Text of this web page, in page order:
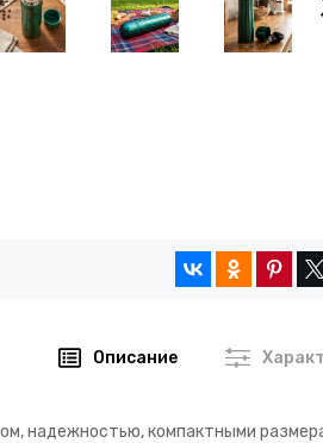
Описание
надежностью, компактными